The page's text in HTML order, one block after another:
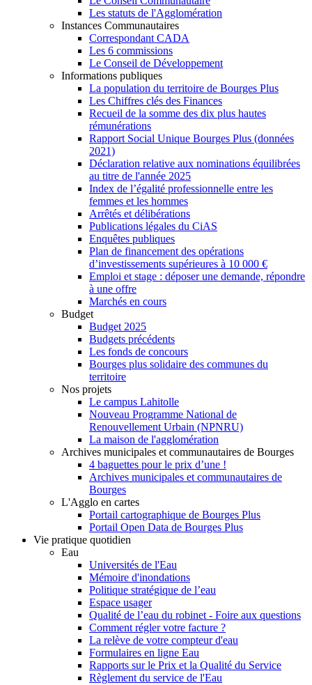
Les statuts de l'Agglomération
Instances Communautaires
Correspondant CADA
Les 6 commissions
Le Conseil de Développement
Informations publiques
La population du territoire de Bourges Plus
Les Chiffres clés des Finances
Recueil de la somme des dix plus hautes
rémunérations
Rapport Social Unique Bourges Plus (données
2021)
Déclaration relative aux nominations équilibrées
au titre de l'année 2025
Index de l’égalité professionnelle entre les
femmes et les hommes
Arrêtés et délibérations
Publications légales du CiAS
Enquêtes publiques
Plan de financement des opérations
d’investissements supérieures à 10 000 €
Emploi et stage : déposer une demande, répondre
à une offre
Marchés en cours
Budget
Budget 2025
Budgets précédents
Les fonds de concours
Bourges plus solidaire des communes du
territoire
Nos projets
Le campus Lahitolle
Nouveau Programme National de
Renouvellement Urbain (NPNRU)
La maison de l'agglomération
Archives municipales et communautaires de Bourges
4 baguettes pour le prix d’une !
Archives municipales et communautaires de
Bourges
L'Agglo en cartes
Portail cartographique de Bourges Plus
Portail Open Data de Bourges Plus
Vie pratique quotidien
Eau
Universités de l'Eau
Mémoire d'inondations
Politique stratégique de l’eau
Espace usager
Qualité de l’eau du robinet - Foire aux questions
Comment régler votre facture ?
La relève de votre compteur d'eau
Formulaires en ligne Eau
Rapports sur le Prix et la Qualité du Service
Règlement du service de l'Eau